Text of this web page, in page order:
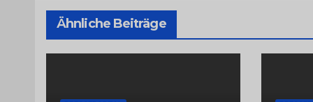
Ähnliche Beiträge